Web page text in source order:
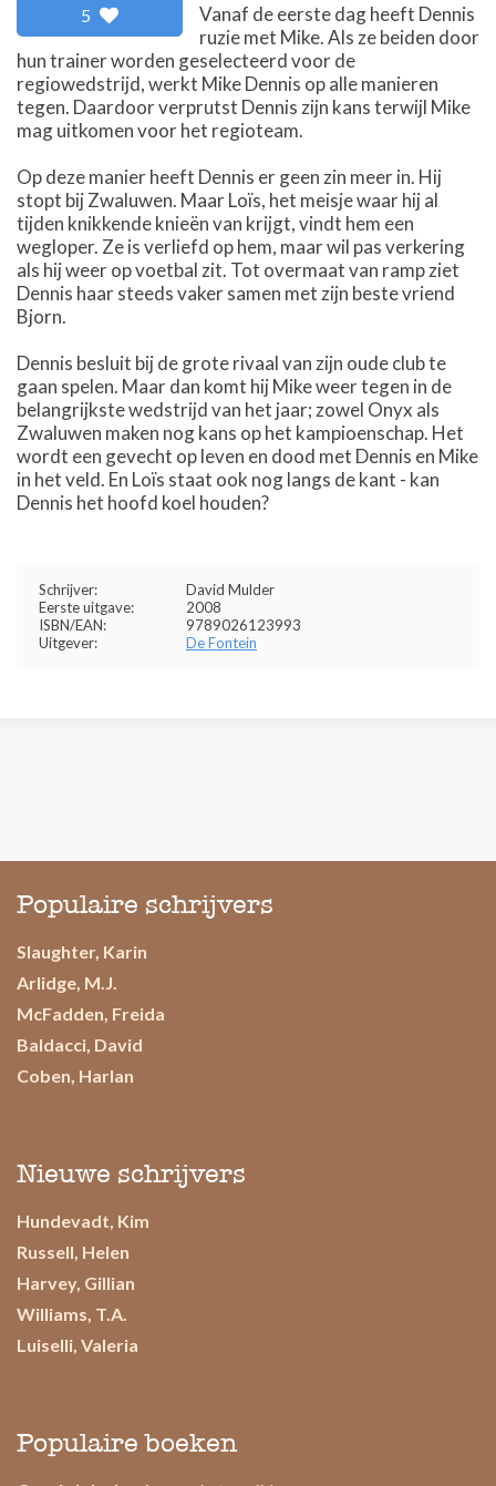
5
Vanaf de eerste dag heeft Dennis
ruzie met Mike. Als ze beiden door
hun trainer worden geselecteerd voor de
regiowedstrijd, werkt Mike Dennis op alle manieren
tegen. Daardoor verprutst Dennis zijn kans terwijl Mike
mag uitkomen voor het regioteam.
Op deze manier heeft Dennis er geen zin meer in. Hij
stopt bij Zwaluwen. Maar Loïs, het meisje waar hij al
tijden knikkende knieën van krijgt, vindt hem een
wegloper. Ze is verliefd op hem, maar wil pas verkering
als hij weer op voetbal zit. Tot overmaat van ramp ziet
Dennis haar steeds vaker samen met zijn beste vriend
Bjorn.
Dennis besluit bij de grote rivaal van zijn oude club te
gaan spelen. Maar dan komt hij Mike weer tegen in de
belangrijkste wedstrijd van het jaar; zowel Onyx als
Zwaluwen maken nog kans op het kampioenschap. Het
wordt een gevecht op leven en dood met Dennis en Mike
in het veld. En Loïs staat ook nog langs de kant - kan
Dennis het hoofd koel houden?
Schrijver:
David Mulder
Eerste uitgave:
2008
ISBN/EAN:
9789026123993
Uitgever:
De Fontein
Populaire schrijvers
Slaughter, Karin
Arlidge, M.J.
McFadden, Freida
Baldacci, David
Coben, Harlan
Nieuwe schrijvers
Hundevadt, Kim
Russell, Helen
Harvey, Gillian
Williams, T.A.
Luiselli, Valeria
Populaire boeken